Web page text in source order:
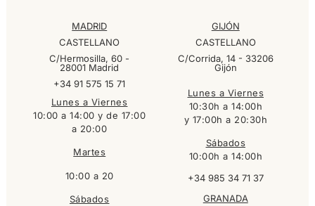
MADRID
CASTELLANO
C/Hermosilla, 60 -
28001 Madrid
+34 91 575 15 71
Lunes a Viernes
10:00 a 14:00 y de 17:00
a 20:00
Martes
10:00 a 20
Sábados
GIJÓN
CASTELLANO
C/Corrida, 14 - 33206
Gijón
Lunes a Viernes
10:30h a 14:00h
y 17:00h a 20:30h
Sábados
10:00h a 14:00h
+34 985 34 71 37
GRANADA